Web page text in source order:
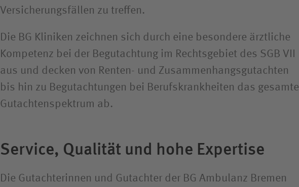
Versicherungsfällen zu treffen.
Die BG Kliniken zeichnen sich durch eine besondere ärztliche
Kompetenz bei der Begutachtung im Rechtsgebiet des SGB VII
aus und decken von Renten- und Zusammenhangsgutachten
bis hin zu Begutachtungen bei Berufskrankheiten das gesamte
Gutachtenspektrum ab.
Service, Qualität und hohe Expertise
Die Gutachterinnen und Gutachter der BG Ambulanz Bremen